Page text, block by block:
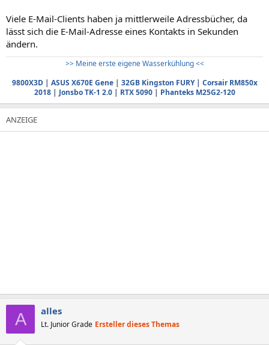
Viele E-Mail-Clients haben ja mittlerweile Adressbücher, da
lässt sich die E-Mail-Adresse eines Kontakts in Sekunden
ändern.
>> Meine erste eigene Wasserkühlung <<
9800X3D| ASUS X670E Gene| 32GB Kingston FURY| Corsair RM850x
2018| Jonsbo TK-1 2.0| RTX 5090| Phanteks M25G2-120
A alles
Lt. Junior Grade Ersteller dieses Themas